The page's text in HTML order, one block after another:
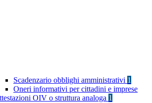
Scadenzario obblighi amministrativi 1
Oneri informativi per cittadini e imprese
OIV o struttura analoga 1